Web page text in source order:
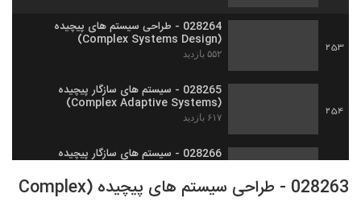
253
028264 - طراحی سیستم های پیچیده
(Complex Systems Design)
۵۵۲ بازدید
254
028265 - سیستم های سازگار پیچیده
(Complex Adaptive Systems)
۶۱۷ بازدید
028266 - سیستم های سازگار پیچیده
028263 - طراحی سیستم های پیچیده (Complex